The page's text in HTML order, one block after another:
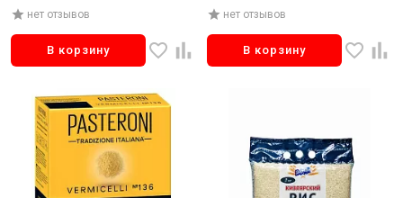
нет отзывов
В корзину
нет отзывов
В корзину